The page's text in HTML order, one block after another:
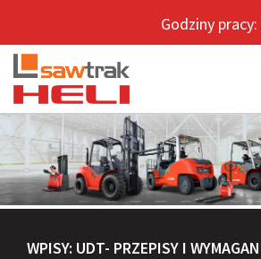
Godziny pracy:
Godziny pracy:
WPISY: UDT- PRZEPISY I